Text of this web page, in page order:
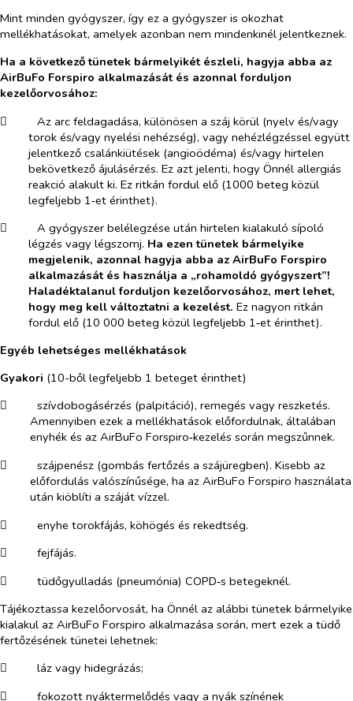
Mint minden gyógyszer, így ez a gyógyszer is okozhat
mellékhatásokat, amelyek azonban nem mindenkinél jelentkeznek.
Ha a következő tünetek bármelyikét észleli, hagyja abba az
AirBuFo Forspiro alkalmazását és azonnal forduljon
kezelőorvosához:
​
Az arc feldagadása, különösen a száj körül (nyelv és/vagy
torok és/vagy nyelési nehézség), vagy nehézlégzéssel együtt
jelentkező csalánkiütések (angioödéma) és/vagy hirtelen
bekövetkező ájulásérzés. Ez azt jelenti, hogy Önnél allergiás
reakció alakult ki. Ez ritkán fordul elő (1000 beteg közül
legfeljebb 1‑et érinthet).
​
A gyógyszer belélegzése után hirtelen kialakuló sípoló
légzés vagy légszomj. Ha ezen tünetek bármelyike
megjelenik, azonnal hagyja abba az AirBuFo Forspiro
alkalmazását és használja a „rohamoldó gyógyszert”!
Haladéktalanul forduljon kezelőorvosához, mert lehet,
hogy meg kell változtatni a kezelést. Ez nagyon ritkán
fordul elő (10 000 beteg közül legfeljebb 1‑et érinthet).
Egyéb lehetséges mellékhatások
Gyakori (10-ből legfeljebb 1 beteget érinthet)
​
szívdobogásérzés (palpitáció), remegés vagy reszketés.
Amennyiben ezek a mellékhatások előfordulnak, általában
enyhék és az AirBuFo Forspiro‑kezelés során megszűnnek.
​
szájpenész (gombás fertőzés a szájüregben). Kisebb az
előfordulás valószínűsége, ha az AirBuFo Forspiro használata
után kiöblíti a száját vízzel.
​
enyhe torokfájás, köhögés és rekedtség.
​
fejfájás.
​
tüdőgyulladás (pneumónia) COPD‑s betegeknél.
Tájékoztassa kezelőorvosát, ha Önnél az alábbi tünetek bármelyike
kialakul az AirBuFo Forspiro alkalmazása során, mert ezek a tüdő
fertőzésének tünetei lehetnek:
​
láz vagy hidegrázás;
​
fokozott nyáktermelődés vagy a nyák színének